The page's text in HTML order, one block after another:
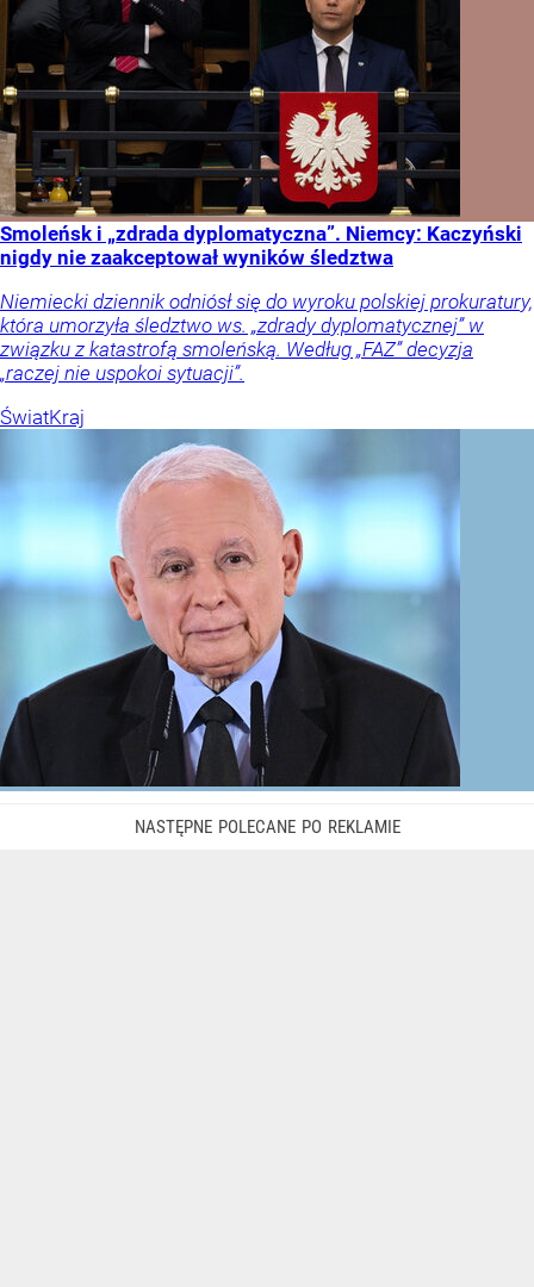
Smoleńsk i „zdrada dyplomatyczna”. Niemcy: Kaczyński
nigdy nie zaakceptował wyników śledztwa
Niemiecki dziennik odniósł się do wyroku polskiej prokuratury,
która umorzyła śledztwo ws. „zdrady dyplomatycznej” w
związku z katastrofą smoleńską. Według „FAZ” decyzja
„raczej nie uspokoi sytuacji”.
ŚwiatKraj